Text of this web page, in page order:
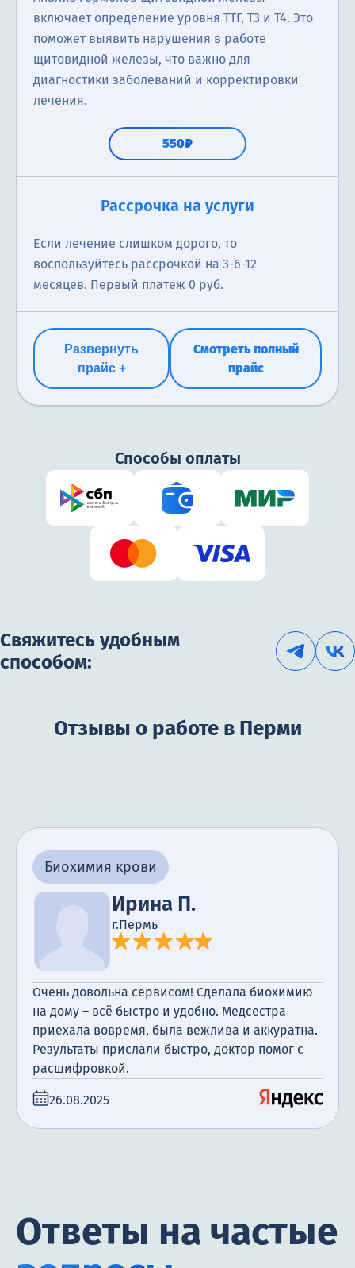
включает определение уровня ТТГ, Т3 и Т4. Это
поможет выявить нарушения в работе
щитовидной железы, что важно для
диагностики заболеваний и корректировки
лечения.
550₽
уровня общего холестерина, ЛПВП, ЛПНП и
триглицеридов. Помогает выявить риск сердечно-
сосудистых заболеваний и нарушений обмена
веществ. Без подготовки.
695₽
Рассрочка на услуги
Если лечение слишком дорого, то
воспользуйтесь рассрочкой на 3-6-12
месяцев. Первый платеж 0 руб.
Развернуть
прайс +
Смотреть полный
прайс
Способы оплаты
Свяжитесь удобным
способом:
Отзывы о работе в Перми
Биохимия крови
Ирина П.
г.Пермь
Очень довольна сервисом! Сделала биохимию
на дому – всё быстро и удобно. Медсестра
приехала вовремя, была вежлива и аккуратна.
Результаты прислали быстро, доктор помог с
расшифровкой.
26.08.2025
Ответы на частые